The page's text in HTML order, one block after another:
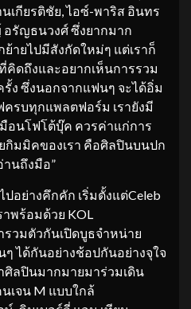
เกียรติชัย, ไอซ์-พาริส อินทร
รัญธนวงศ์ ซึ่งยากมาก
ายไปมีสังกัดใหม่ๆ แต่เราก็
คิดถึงและอยากเห็นการรวม
ง ซึ่งนอกจากแฟนๆ จะได้อิ่ม
ครบทุกแพลตฟอร์ม เรายังมี
อนโฟโต้บุ๊ค ควรค่าแก่การ
กิมมิคของเรา คือศิลปินบนปก
นถึงมือ”
อย่างคึกคัก เริ่มตั้งแต่Celeb
พร้อมด้วย KOL
รวมตัวกันเปิดบูธจำหน่าย
ได้กันอย่างช้อปกันอย่างจุใจ
ลปินมากมายมาร่วมเดิน
เจน M แบบใกล้